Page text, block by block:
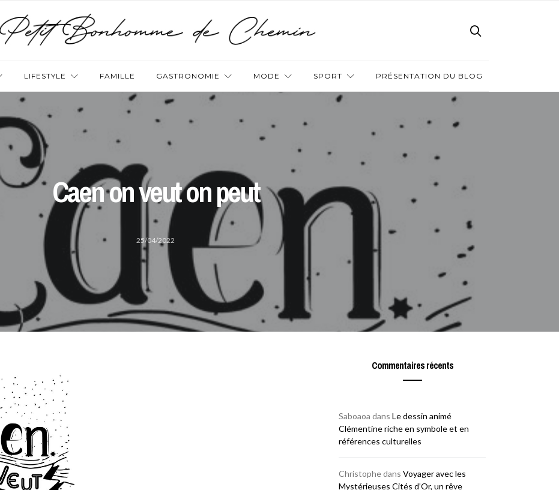
LIFESTYLE FAMILLE GASTRONOMIE MODE SPORT PRÉSENTATION DU BLOG
Caen on veut on peut
25/04/2022
Commentaires récents
Saboaoa dans Le dessin animé
Clémentine riche en symbole et en
références culturelles
Christophedans Voyager avec les
Mystérieuses Cités d’Or, un rêve